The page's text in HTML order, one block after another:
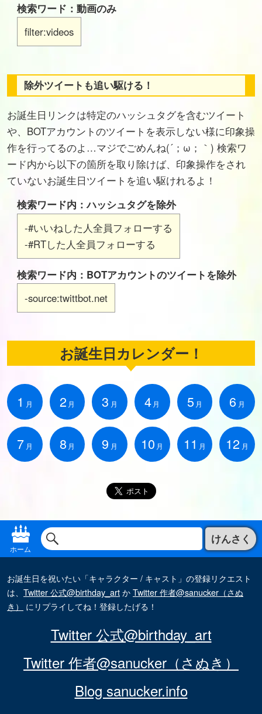
検索ワード：動画のみ
filter:videos
除外ツイートも追い駆ける！
お誕生日リンクは特定のハッシュタグを含むツイート
や、BOTアカウントのツイートを表示しない様に印象操
作を行ってるのよ…マジでごめんね(´；ω；｀) 検索ワ
ード内から以下の箇所を取り除けば、印象操作をされ
ていないお誕生日ツイートを追い駆けれるよ！
検索ワード内：ハッシュタグを除外
-#いいねした人全員フォローする
-#RTした人全員フォローする
検索ワード内：BOTアカウントのツイートを除外
-source:twittbot.net
お誕生日カレンダー！
1 月 2 月 3 月 4 月 5 月 6 月
7 月 8 月 9 月 10 月 11 月 12 月
ホーム
けんさく
お誕生日を祝いたい「キャラクター / キャスト」の登録リクエスト
は、 Twitter 公式@birthday_artかTwitter 作者@sanucker（さぬ
き）
にリプライしてね！登録したげる！
Twitter 公式@birthday_art
Twitter 作者@sanucker（さぬき）
Blog sanucker.info